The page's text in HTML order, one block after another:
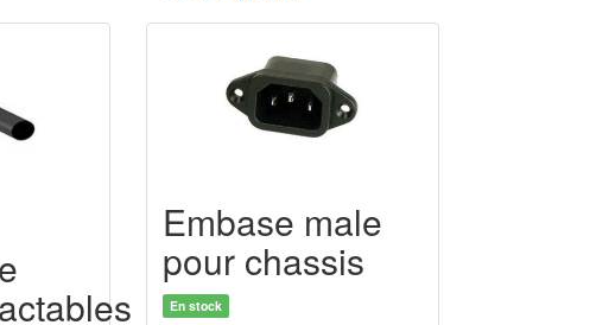
Embase male
pour chassis
En stock